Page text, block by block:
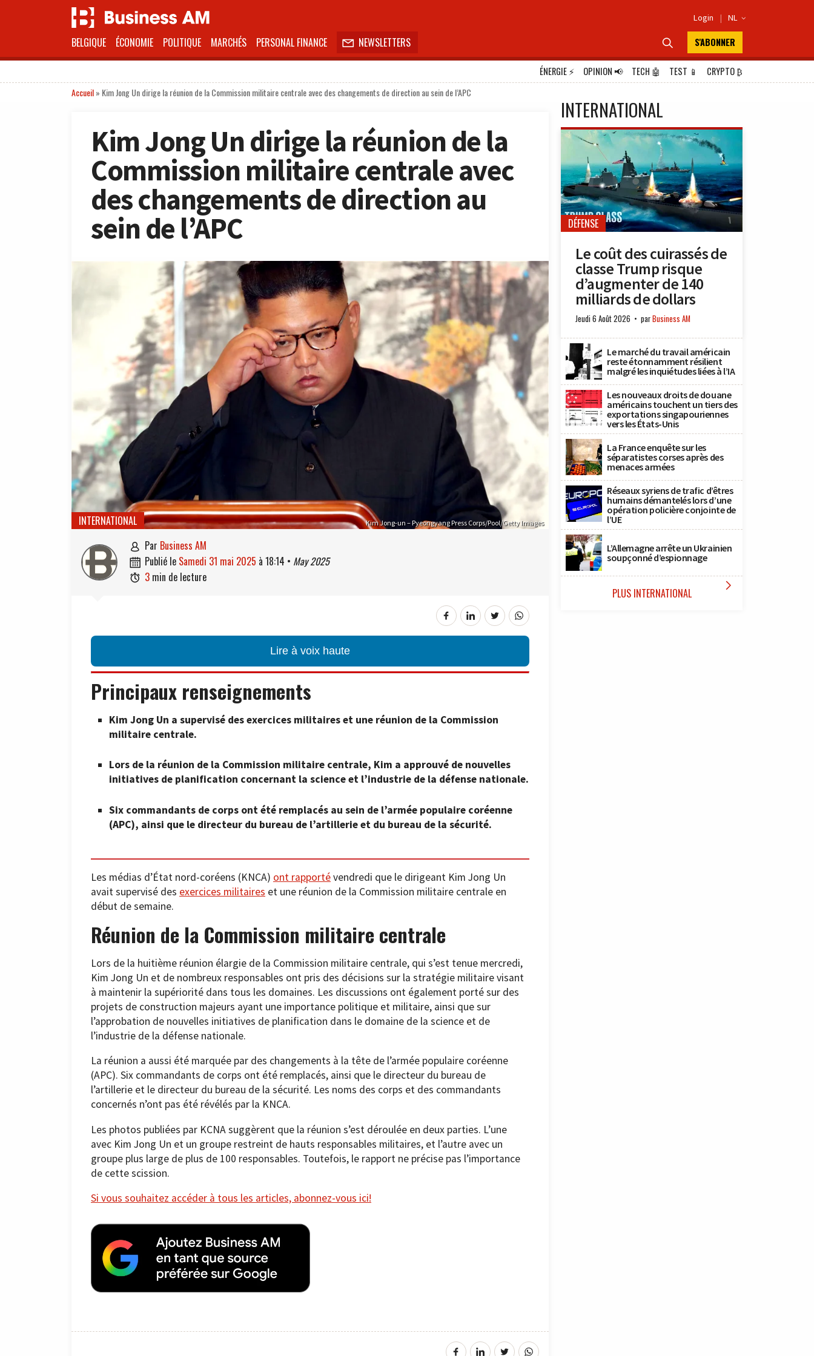
Login | NL 
BELGIQUE ÉCONOMIE POLITIQUE MARCHÉS PERSONAL FINANCE  NEWSLETTERS  S'ABONNER
ÉNERGIE⚡ OPINION📢 TECH 🤖 TEST 📱 CRYPTO₿
Accueil» Kim Jong Un dirige la réunion de la Commission militaire centrale avec des changements de direction au sein de l’APC
Kim Jong Un dirige la réunion de la
Commission militaire centrale avec
des changements de direction au
sein de l’APC
Kim Jong-un – Pyeongyang Press Corps/Pool/Getty Images
INTERNATIONAL
 par Business AM
 publié le samedi 31 mai 2025 à 18:14 • May 2025
 3 min de lecture
Lire à voix haute
Principaux renseignements
Kim Jong Un a supervisé des exercices militaires et une réunion de la Commission
militaire centrale.
Lors de la réunion de la Commission militaire centrale, Kim a approuvé de nouvelles
initiatives de planification concernant la science et l’industrie de la défense nationale.
Six commandants de corps ont été remplacés au sein de l’armée populaire coréenne
(APC), ainsi que le directeur du bureau de l’artillerie et du bureau de la sécurité.
Les médias d’État nord-coréens (KNCA) ont rapportévendredi que le dirigeant Kim Jong Un
avait supervisé des exercices militaires et une réunion de la Commission militaire centrale en
début de semaine.
Réunion de la Commission militaire centrale
Lors de la huitième réunion élargie de la Commission militaire centrale, qui s’est tenue mercredi,
Kim Jong Un et de nombreux responsables ont pris des décisions sur la stratégie militaire visant
à maintenir la supériorité dans tous les domaines. Les discussions ont également porté sur des
projets de construction majeurs ayant une importance politique et militaire, ainsi que sur
l’approbation de nouvelles initiatives de planification dans le domaine de la science et de
l’industrie de la défense nationale.
La réunion a aussi été marquée par des changements à la tête de l’armée populaire coréenne
(APC). Six commandants de corps ont été remplacés, ainsi que le directeur du bureau de
l’artillerie et le directeur du bureau de la sécurité. Les noms des corps et des commandants
concernés n’ont pas été révélés par la KNCA.
Les photos publiées par KCNA suggèrent que la réunion s’est déroulée en deux parties. L’une
avec Kim Jong Un et un groupe restreint de hauts responsables militaires, et l’autre avec un
groupe plus large de plus de 100 responsables. Toutefois, le rapport ne précise pas l’importance
de cette scission.
Si vous souhaitez accéder à tous les articles, abonnez-vous ici!
INTERNATIONAL
DÉFENSE
Le coût des cuirassés de
classe Trump risque
d’augmenter de 140
milliards de dollars
Jeudi 6 Août 2026 parBusiness AM
Le marché du travail américain
reste étonnamment résilient
malgré les inquiétudes liées à l’IA
Les nouveaux droits de douane
américains touchent un tiers des
exportations singapouriennes
vers les États-Unis
La France enquête sur les
séparatistes corses après des
menaces armées
Réseaux syriens de trafic d’êtres
humains démantelés lors d’une
opération policière conjointe de
l’UE
L’Allemagne arrête un Ukrainien
soupçonné d’espionnage
PLUS INTERNATIONAL 